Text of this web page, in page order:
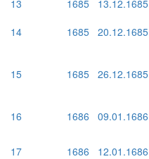
13
1685 13.12.1685
14
1685 20.12.1685
15 1685 26.12.1685
16 1686 09.01.1686
17 1686 12.01.1686